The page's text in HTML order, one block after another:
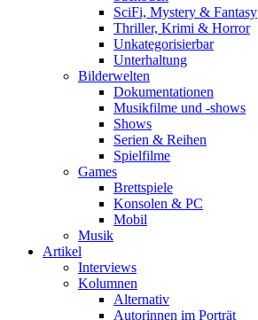
SciFi, Mystery & Fantasy
Thriller, Krimi & Horror
Unkategorisierbar
Unterhaltung
Bilderwelten
Dokumentationen
Musikfilme und -shows
Shows
Serien & Reihen
Spielfilme
Games
Brettspiele
Konsolen & PC
Mobil
Musik
Artikel
Interviews
Kolumnen
Alternativ
Autorinnen im Porträt